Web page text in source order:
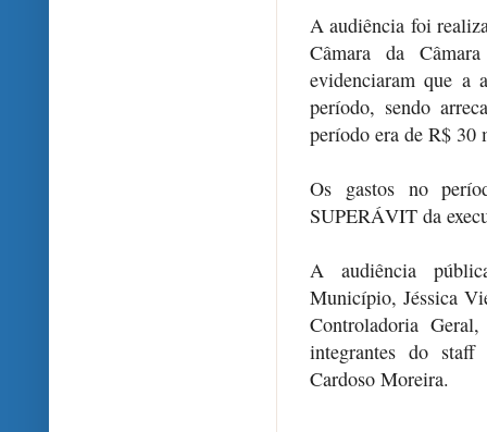
A audiência foi
Câmara da
evidenciaram que a
período, sendo
período era de R$ 30
Os gastos no
SUPERÁVIT da
A audiência
Município, Jéssica
Controladoria
integrantes do
Cardoso Moreira.